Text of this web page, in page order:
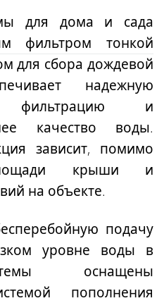
для дома и сада
фильтром тонкой
для сбора дождевой
надежную
фильтрацию и
качество воды.
зависит, помимо
крыши и
на объекте.
подачу
уровне воды в
оснащены
пополнения